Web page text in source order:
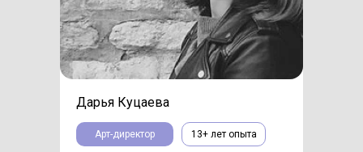
13+ лет опыта
Арт-директор
Дарья Куцаева